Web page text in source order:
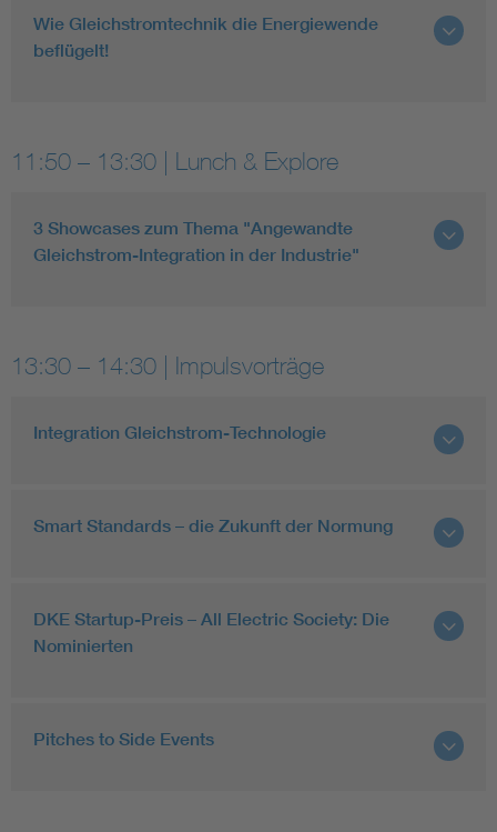
Wie Gleichstromtechnik die Energiewende
beflügelt!
11:50 – 13:30 | Lunch & Explore
3 Showcases zum Thema "Angewandte
Gleichstrom-Integration in der Industrie"
13:30 – 14:30 | Impulsvorträge
Integration Gleichstrom-Technologie
Smart Standards – die Zukunft der Normung
DKE Startup-Preis – All Electric Society: Die
Nominierten
Pitches to Side Events